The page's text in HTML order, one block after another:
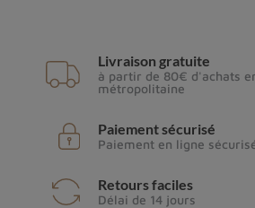
Livraison gratuite
à partir de 80€ d'achats
métropolitaine
Paiement sécurisé
Paiement en ligne
Retours faciles
Délai de 14 jours